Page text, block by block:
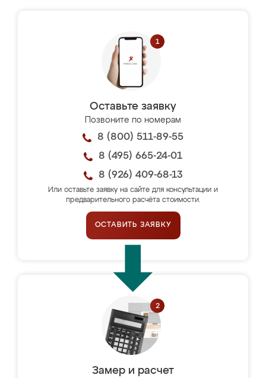
Оставьте заявку
Позвоните по номерам
8 (800) 511-89-55
8 (495) 665-24-01
8 (926) 409-68-13
Или оставьте заявку на сайте для консультации и
предварительного расчёта стоимости.
ОСТАВИТЬ ЗАЯВКУ
Замер и расчет